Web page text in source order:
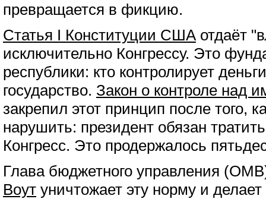
превращается в фикцию.
Статья I Конституции США отдаёт
исключительно Конгрессу. Это
республики: кто контролирует
государство. Закон о контроле над
закрепил этот принцип после того,
нарушить: президент обязан
Конгресс. Это продержалось
Глава бюджетного управления
Воут уничтожает эту норму и